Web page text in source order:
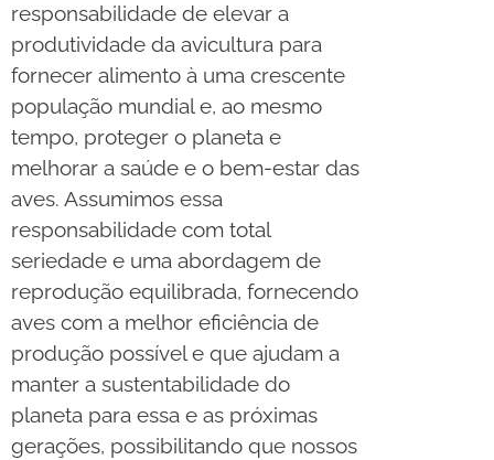
responsabilidade de elevar a
produtividade da avicultura para
fornecer alimento à uma crescente
população mundial e, ao mesmo
tempo, proteger o planeta e
melhorar a saúde e o bem-estar das
aves. Assumimos essa
responsabilidade com total
seriedade e uma abordagem de
reprodução equilibrada, fornecendo
aves com a melhor eficiência de
produção possível e que ajudam a
manter a sustentabilidade do
planeta para essa e as próximas
gerações, possibilitando que nossos